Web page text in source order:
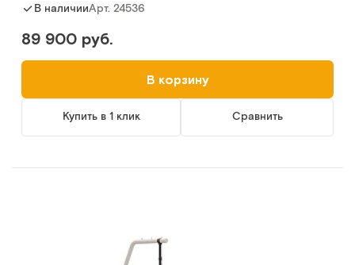
В наличииАрт. 24536
89 900 руб.
В корзину
Купить в 1 клик Сравнить